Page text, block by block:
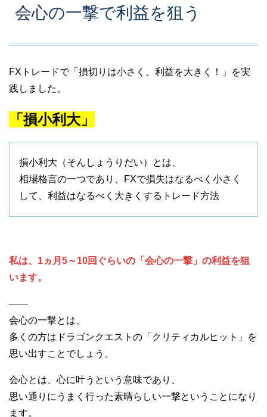
会心の一撃で利益を狙う
FXトレードで「損切りは小さく、利益を大きく！」を実
践しました。
「損小利大」
損小利大（そんしょうりだい）とは、
相場格言の一つであり、FXで損失はなるべく小さく
して、利益はなるべく大きくするトレード方法
私は、1ヵ月5～10回ぐらいの「会心の一撃」の利益を狙
います。
——
会心の一撃とは、
多くの方はドラゴンクエストの「クリティカルヒット」を
思い出すことでしょう。
会心とは、心に叶うという意味であり、
思い通りにうまく行った素晴らしい一撃ということになり
ます。